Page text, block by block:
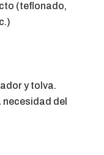
(teflonado,
y tolva.
del